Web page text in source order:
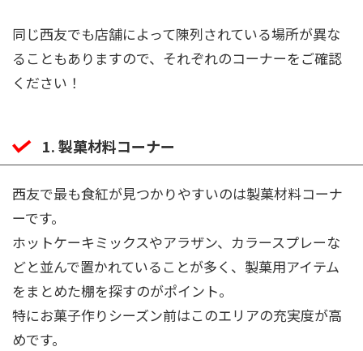
同じ西友でも店舗によって陳列されている場所が異な
ることもありますので、それぞれのコーナーをご確認
ください！
1. 製菓材料コーナー
西友で最も食紅が見つかりやすいのは製菓材料コーナ
ーです。
ホットケーキミックスやアラザン、カラースプレーな
どと並んで置かれていることが多く、製菓用アイテム
をまとめた棚を探すのがポイント。
特にお菓子作りシーズン前はこのエリアの充実度が高
めです。